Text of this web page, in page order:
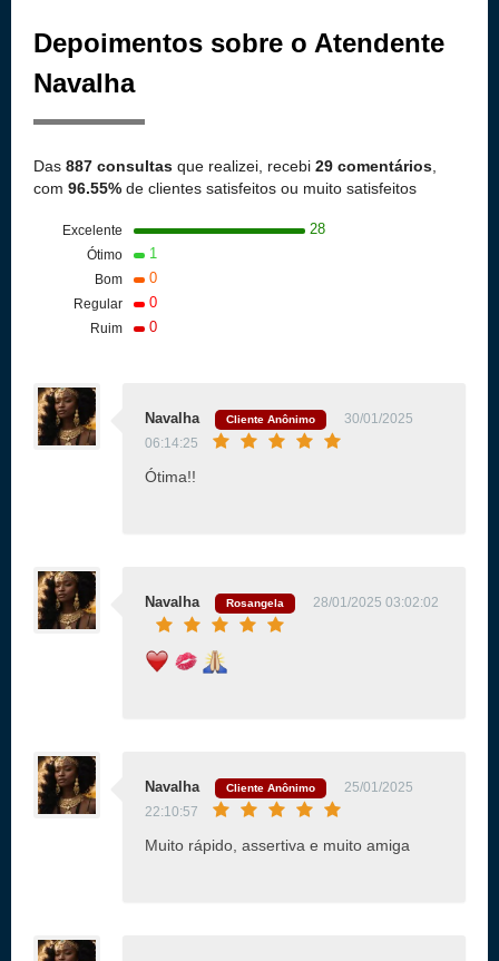
Depoimentos sobre o Atendente
Navalha
Das 887 consultas que realizei, recebi 29 comentários
com 96.55% de clientes satisfeitos ou muito satisfeitos
Excelente 28
Ótimo 1
Bom 0
Regular 0
Ruim 0
Navalha Cliente Anônimo
30/01/2025
06:14:25
Ótima!!
Navalha Rosangela 28/01/2025 03:02:02
Navalha Cliente Anônimo
25/01/2025
22:10:57
Muito rápido, assertiva e muito amiga